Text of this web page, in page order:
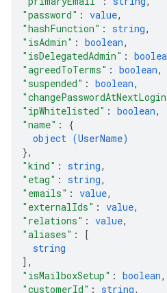
"password" : value,
"hashFunction" : string,
"isAdmin" : boolean,
"isDelegatedAdmin" :
"agreedToTerms" : boolean,
"suspended" : boolean,
"ipWhitelisted" : boolean,
"name" : {
object (UserName)
},
"kind" : string,
"etag" : string,
"emails" : value,
"externalIds" : value,
"relations" : value,
"aliases" :
[
string
] ,
"isMailboxSetup" : boolean,
"customerId" : string,